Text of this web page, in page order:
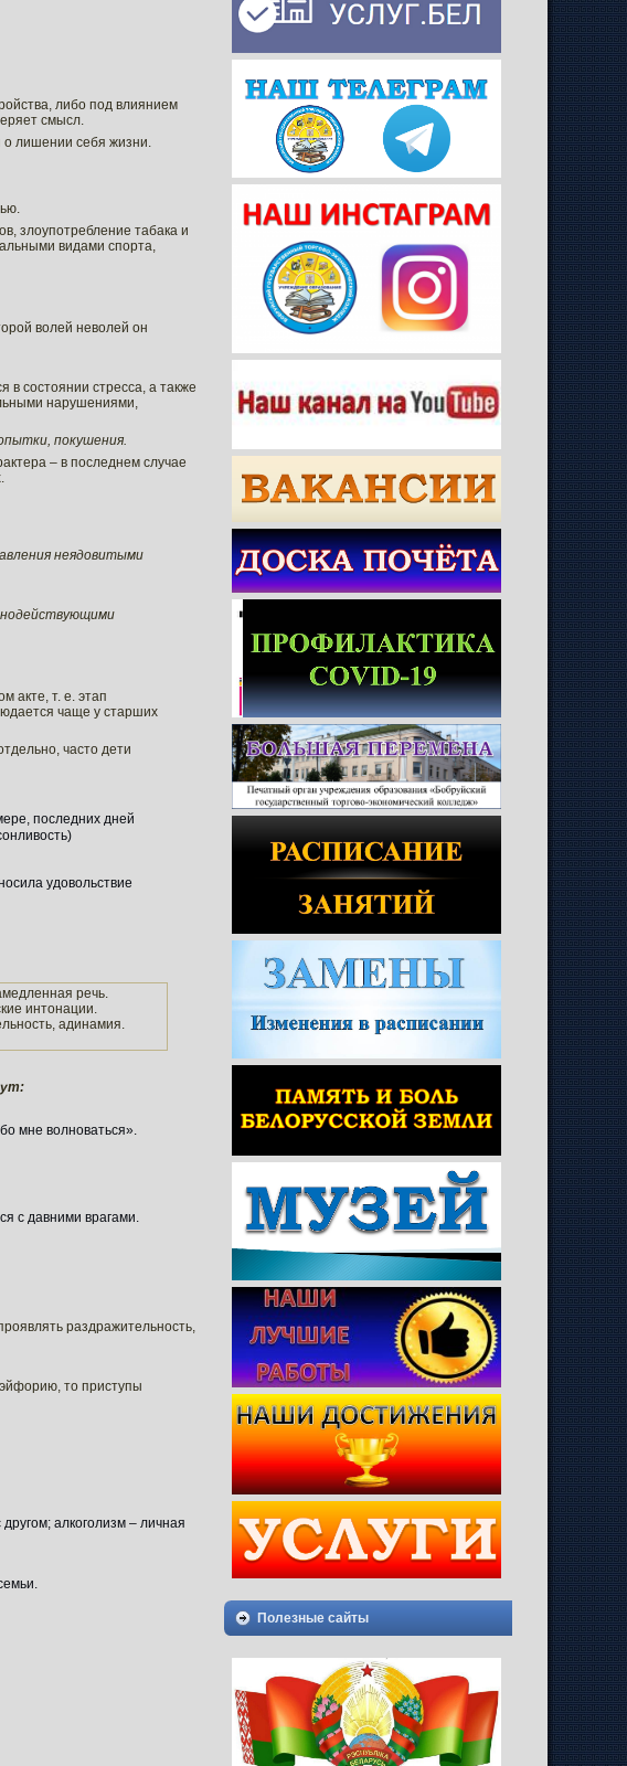
либо под влиянием
смысл.
о лишении себя жизни.
злоупотребление табака и
видами спорта,
волей неволей он
состоянии стресса, а также
нарушениями,
покушения.
– в последнем случае
неядовитыми
акте, т. е. этап
чаще у старших
часто дети
последних дней
удовольствие
речь.
интонации.
адинамия.
мне волноваться».
с давними врагами.
раздражительность,
то приступы
алкоголизм – личная
Полезные сайты